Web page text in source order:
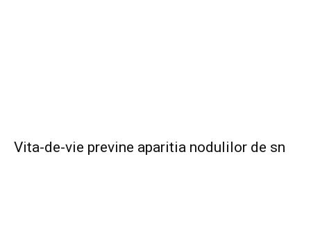
Vita-de-vie previne aparitia nodulilor de sn